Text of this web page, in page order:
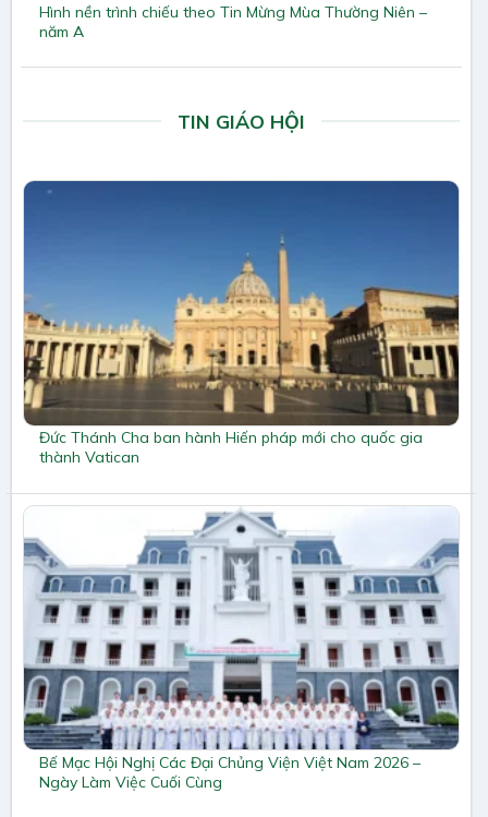
Hình nền trình chiếu theo Tin Mừng Mùa Thường Niên –
năm A
TIN GIÁO HỘI
Đức Thánh Cha ban hành Hiến pháp mới cho quốc gia
thành Vatican
Bế Mạc Hội Nghị Các Đại Chủng Viện Việt Nam 2026 –
Ngày Làm Việc Cuối Cùng